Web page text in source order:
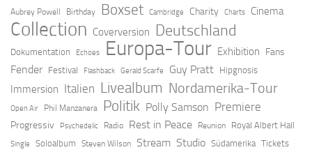
Aubrey Powell Birthday Boxset Cambridge Charity Charts Cinema
Collection Coverversion Deutschland
Dokumentation Echoes Europa-Tour Exhibition Fans
Fender Festival Flashback Gerald Scarfe Guy Pratt Hipgnosis
Immersion Italien Livealbum Nordamerika-Tour
Open Air Phil Manzanera Politik Polly Samson Premiere
Progressiv Psychedelic Radio Rest in Peace Reunion Royal Albert Hall
Single Soloalbum Steven Wilson Stream Studio Südamerika Tickets